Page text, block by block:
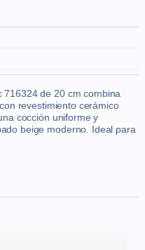
716324 de 20 cm combina
revestimiento cerámico
cocción uniforme y
beige moderno. Ideal para